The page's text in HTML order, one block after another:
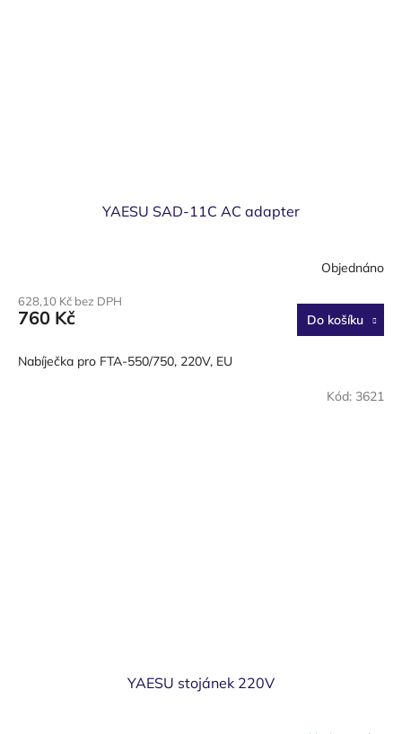
YAESU SAD-11C AC adapter
Objednáno
628,10 Kč bez DPH
760 Kč Do košíku
Nabíječka pro FTA-550/750, 220V, EU
YAESU stojánek 220V
Kód: 3621